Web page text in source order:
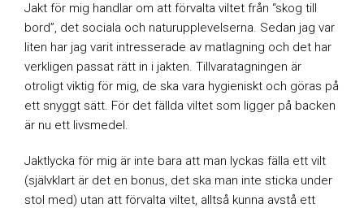
Jakt för mig handlar om att förvalta viltet från “skog till
bord”, det sociala och naturupplevelserna. Sedan jag var
liten har jag varit intresserade av matlagning och det har
verkligen passat rätt in i jakten. Tillvaratagningen är
otroligt viktig för mig, de ska vara hygieniskt och göras på
ett snyggt sätt. För det fällda viltet som ligger på backen
är nu ett livsmedel.
Jaktlycka för mig är inte bara att man lyckas fälla ett vilt
(självklart är det en bonus, det ska man inte sticka under
stol med) utan att förvalta viltet, alltså kunna avstå ett